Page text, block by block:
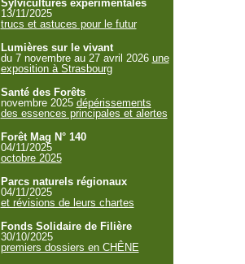
Sylvicultures expérimentales
13/11/2025
trucs et astuces pour le futur
Lumières sur le vivant
du 7 novembre au 27 avril 2026 une
exposition à Strasbourg
Santé des Forêts
novembre 2025 dépérissements
des essences principales et alertes
Forêt Mag N° 140
04/11/2025
octobre 2025
Parcs naturels régionaux
04/11/2025
et révisions de leurs chartes
Fonds Solidaire de Filière
30/10/2025
premiers dossiers en CHÊNE